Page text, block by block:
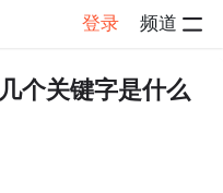
登录 频道
个关键字是什么